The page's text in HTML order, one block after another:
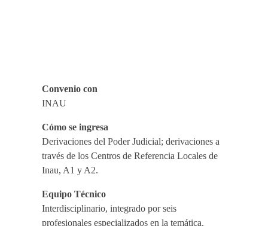
Convenio con
INAU
Cómo se ingresa
Derivaciones del Poder Judicial; derivaciones a
través de los Centros de Referencia Locales de
Inau, A1 y A2.
Equipo Técnico
Interdisciplinario, integrado por seis
profesionales especializados en la temática.